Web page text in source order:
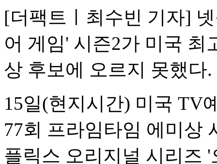
[더팩트ㅣ최수빈 기자]
어 게임' 시즌2가 미국 최
상 후보에 오르지 못했다.
15일(현지시간) 미국 TV
77회 프라임타임 에미상
플릭스 오리지널 시리즈